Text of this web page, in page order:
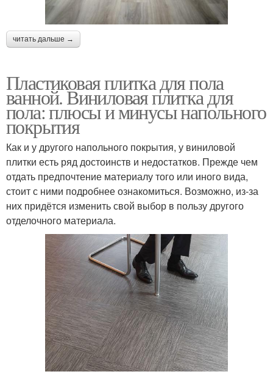
читать дальше →
Пластиковая плитка для пола
ванной. Виниловая плитка для
пола: плюсы и минусы напольного
покрытия
Как и у другого напольного покрытия, у виниловой
плитки есть ряд достоинств и недостатков. Прежде чем
отдать предпочтение материалу того или иного вида,
стоит с ними подробнее ознакомиться. Возможно, из-за
них придётся изменить свой выбор в пользу другого
отделочного материала.